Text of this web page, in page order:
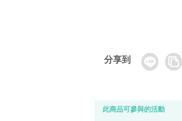
分享到 Line
Copy
Link
此商品可參與的活動